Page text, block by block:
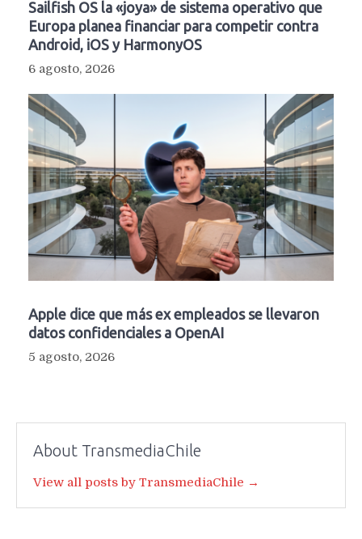
Sailfish OS la «joya» de sistema operativo que
Europa planea financiar para competir contra
Android, iOS y HarmonyOS
6 agosto, 2026
Apple dice que más ex empleados se llevaron
datos confidenciales a OpenAI
5 agosto, 2026
About TransmediaChile
View all posts by TransmediaChile →